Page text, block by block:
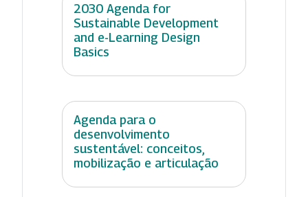
2030 Agenda for
Sustainable Development
and e-Learning Design
Basics
Agenda para o
desenvolvimento
sustentável: conceitos,
mobilização e articulação